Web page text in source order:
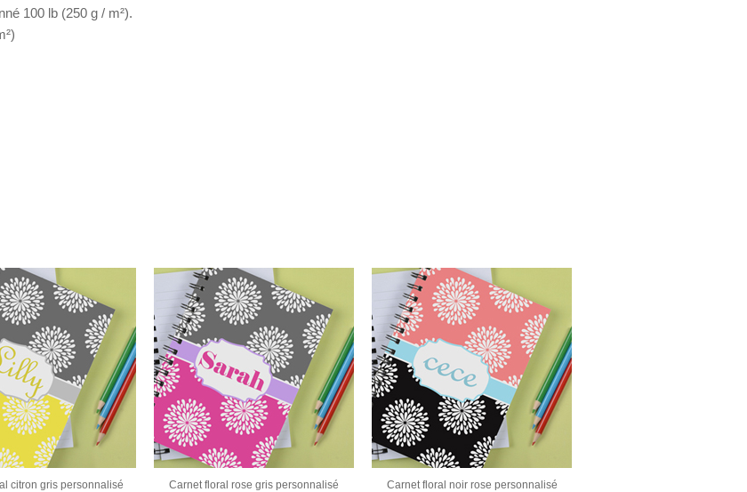
100 lb (250 g / m²).
citron gris personnalisé Carnet floral rose gris personnalisé Carnet floral noir rose personnalisé